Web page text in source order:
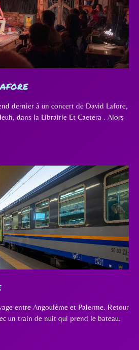
dernier à un concert de David Lafore,
dans la Librairie Et Caetera . Alors
entre Angoulème et Palerme. Retour
un train de nuit qui prend le bateau.